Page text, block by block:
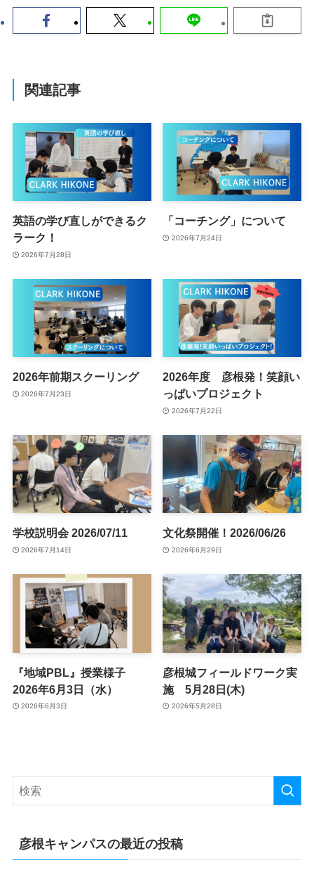
関連記事
英語の学び直しができるク
ラーク！
2026年7月28日
「コーチング」について
2026年7月24日
2026年前期スクーリング
2026年7月23日
2026年度 彦根発！笑顔い
っぱいプロジェクト
2026年7月22日
学校説明会 2026/07/11
2026年7月14日
文化祭開催！2026/06/26
2026年6月29日
『地域PBL』授業様子
2026年6月3日（水）
2026年6月3日
彦根城フィールドワーク実
施 5月28日(木)
2026年5月28日
彦根キャンパスの最近の投稿